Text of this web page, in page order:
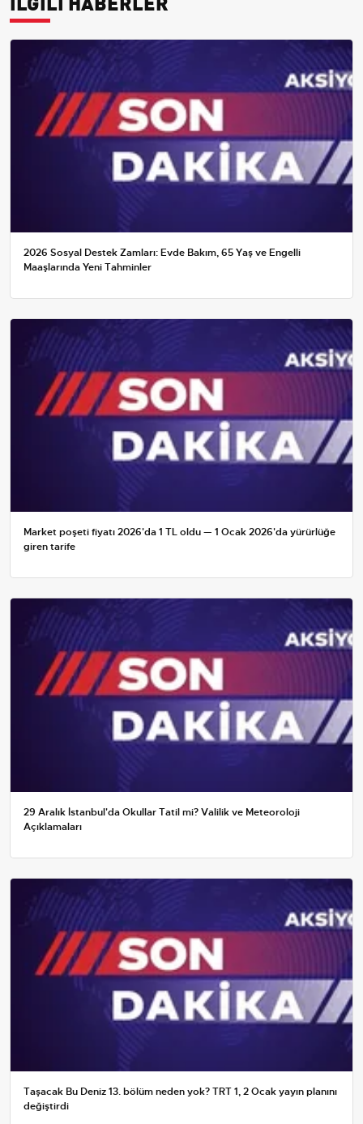
2026 Sosyal Destek Zamları: Evde Bakım, 65 Yaş ve Engelli
Maaşlarında Yeni Tahminler
Market poşeti fiyatı 2026'da 1 TL oldu — 1 Ocak 2026'da yürürlüğe
giren tarife
29 Aralık İstanbul'da Okullar Tatil mi? Valilik ve Meteoroloji
Açıklamaları
Taşacak Bu Deniz 13. bölüm neden yok? TRT 1, 2 Ocak yayın planını
değiştirdi